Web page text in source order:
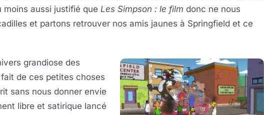
aussi justifié que Les Simpson : le film donc ne nous
et partons retrouver nos amis jaunes à Springfield et ce
grandiose des
de ces petites choses
sans nous donner envie
libre et satirique lancé